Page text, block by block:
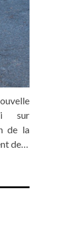
sur
de la
de…